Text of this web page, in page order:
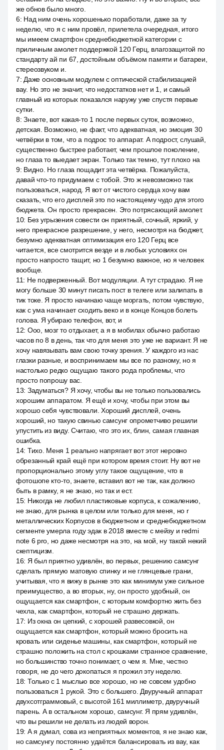
же обнов было много.
6: Над ним очень хорошенько поработали, даже за ту
неделю, что я с ним провёл, прилетела очередная, итого
мы имеем смартфон среднебюджетной категории с
приличным амолет поддержкой 120 Герц, влагозащитой по
стандарту ай пи 67, достойным объёмом памяти и батареи,
стереозвуком и.
7: Даже основным модулем с оптической стабилизацией
вау. Но это не значит, что недостатков нет и 1, и самый
главный из которых показался наружу уже спустя первые
сутки.
8:Знаете, вот какая-то 1 после первых суток, возможно,
детская. Возможно, не факт, что адекватная, но эмоция 30
четвёрки в том, что а подрос то аппарат. А подрост, слушай,
существенно быстрее работает, чем прошлое поколение,
но глаза то выедает экран. Только так темно, тут плохо на
9: Видно. Но глаза пощадит эта четвёрка. Пожалуйста,
давай что-то придумаем с тобой. Это ж невозможно так
пользоваться, народ. Я вот от чистого сердца хочу вам
сказать, что его дисплей это по настоящему чудо для этого
бюджета. Он просто прекрасен. Это потрясающий амолет.
10: Без угрызения совести он приятный, сочный, яркий, у
него прекрасное разрешение, у него, несмотря на бюджет,
безумно адекватная оптимизация его 120 Герц все
читается, все смотрится везде и в любых условиях он
просто напросто тащит, но 1 безумно важное, но я человек
вообще.
11: Не подверженный. Вот модуляции. А тут страдаю. Я не
могу больше 30 минут писать пост в телеге или залипать в
тик токе. Я просто начинаю чаще моргать, потом чувствую,
как с ума начинает сходить веко и в конце Концов болеть
голова. Я убираю телефон, вот, и
12: Ооо, мозг то отдыхает, а я в мобилах обычно работаю
часов по 8 в день, так что для меня это уже не вариант. Я не
хочу навязывать вам свою точку зрения. У каждого из нас
глазки разные, и воспринимаем мы все по разному, но я
настолько редко ощущаю такого рода проблемы, что
просто попрошу вас.
13: Задуматься? Я хочу, чтобы вы не только пользовались
хорошим аппаратом. Я ещё и хочу, чтобы при этом вы
хорошо себя чувствовали. Хороший дисплей, очень
хороший, но такую свинью самсунг опрометчиво решили
упустить из виду. Считаю, что это их, блин, самая главная
ошибка.
14: Тихо. Меня 1 реально напрягает вот этот неровно
обрезанный край ещё при котором время стоит. Ну вот не
пропорционально этому углу такое ощущение, что в
фотошопе кто-то, знаете, вставил вот не так, как должно
быть в рамку, я не знаю, но так и ест.
15: Никогда не любил пластиковые корпуса, к сожалению,
не знаю, для рынка в целом или только для меня, но r
металлических Корпусов в бюджетном и среднебюджетном
сегменте умерла году эдак в 2018 вместе с мейзу и redmi
note 6 pro, но даже несмотря на это, на мой, ну такой некий
скептицизм.
16: Я был приятно удивлён, во первых, решению самсунг
сделать прямую матовую спинку и не глянцевые грани,
учитывая, что я вижу в рынке это как минимум уже сильное
преимущество, а во вторых, ну, он просто удобный, он
ощущается как смартфон, с которым комфортно жить без
чехла, как смартфон, который не страшно держать.
17: Из окна он цепкий, с хорошей развесовкой, он
ощущается как смартфон, который можно бросить на
кровать или сиденье машины, как смартфон, который не
страшно положить на стол с крошками странное сравнение,
но большинство точно понимает, о чем я. Мне, честно
говоря, не до чего докопаться я прожил эту неделю.
18: Только с 1 мыслью все хорошо, но не совсем удобно
пользоваться 1 рукой. Это с большего. Двуручный аппарат
двухсотграммовый, с высотой 161 миллиметр, двуручный
парень. А в остальном хорошо, самсунг. Я прям удивлён,
что вы решили не делать из людей ворон.
19: А я думал, сова из неприятных моментов, я не знаю как,
но самсунгу постоянно удаётся балансировать из вау, как